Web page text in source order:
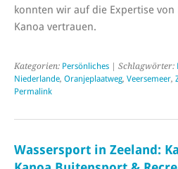
konnten wir auf die Expertise
Kanoa vertrauen.
Kategorien: Persönliches | Schlagwörter:
Niederlande, Oranjeplaatweg, Veersemeer,
Permalink
Wassersport in Zeeland: